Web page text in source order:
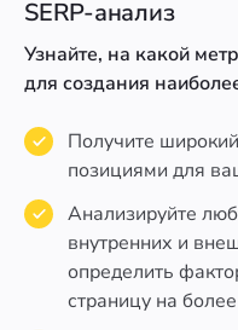
SERP-анализ
Узнайте, на какой
для создания
Получите
позициями для
Анализируйте
внутренних и
определить
страницу на